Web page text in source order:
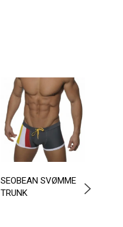
SEOBEAN SVØMME
TRUNK